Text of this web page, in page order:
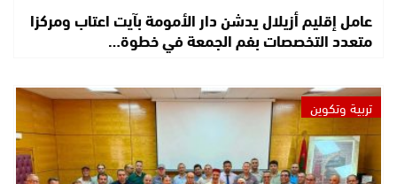
عامل إقليم أزيلال يدشن دار الأمومة بآيت اعتاب ومركزا
متعدد التخصصات بفم الجمعة في خطوة…
تربية وتكوين